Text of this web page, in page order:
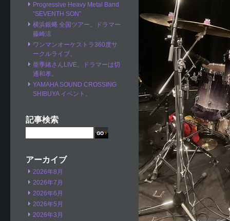
Progressive Heavy Metal Band
”SEVENTH SON”
横浜銀蝿 全国ツアー。ドラマー
藤崎涼
ワンマンオーケストラ360度サ
ークルライブ。
亜季緒さんLIVE。ドラマーは切
通和孝。
YAMAHA SOUND CROSSING
SHIBUYA イベント。
記事検索
アーカイブ
2026年8月
2026年7月
2026年6月
2026年5月
2026年3月